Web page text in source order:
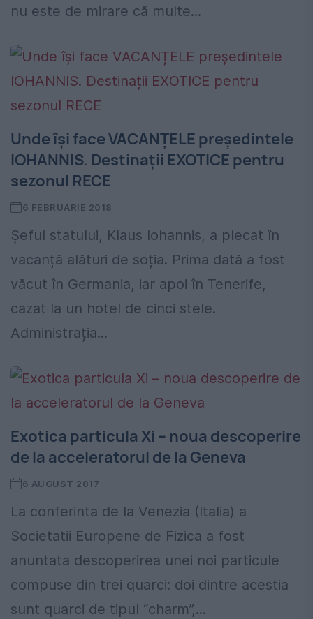
nu este de mirare că multe...
Unde își face VACANȚELE președintele
IOHANNIS. Destinații EXOTICE pentru
sezonul RECE
6 FEBRUARIE 2018
Șeful statului, Klaus Iohannis, a plecat în
vacanță alături de soția. Prima dată a fost
văcut în Germania, iar apoi în Tenerife,
cazat la un hotel de cinci stele.
Administrația...
Exotica particula Xi – noua descoperire
de la acceleratorul de la Geneva
6 AUGUST 2017
La conferinta de la Venezia (Italia) a
Societatii Europene de Fizica a fost
anuntata descoperirea unei noi particule
compuse din trei quarci: doi dintre acestia
sunt quarci de tipul “charm”,...